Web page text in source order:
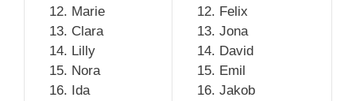
Marie
Clara
Lilly
Nora
Ida
Felix
Jona
David
Emil
Jakob